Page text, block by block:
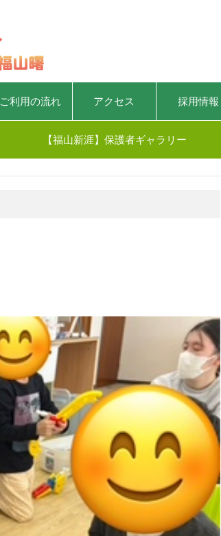
ご利用の流れ アクセス 採用情報
【福山新涯】保護者ギャラリー